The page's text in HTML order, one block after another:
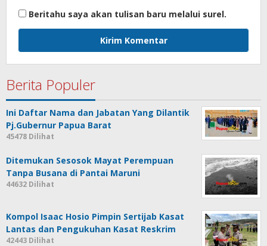
Beritahu saya akan tulisan baru melalui surel.
Berita Populer
Ini Daftar Nama dan Jabatan Yang Dilantik
Pj.Gubernur Papua Barat
45478 Dilihat
Ditemukan Sesosok Mayat Perempuan
Tanpa Busana di Pantai Maruni
44632 Dilihat
Kompol Isaac Hosio Pimpin Sertijab Kasat
Lantas dan Pengukuhan Kasat Reskrim
42443 Dilihat